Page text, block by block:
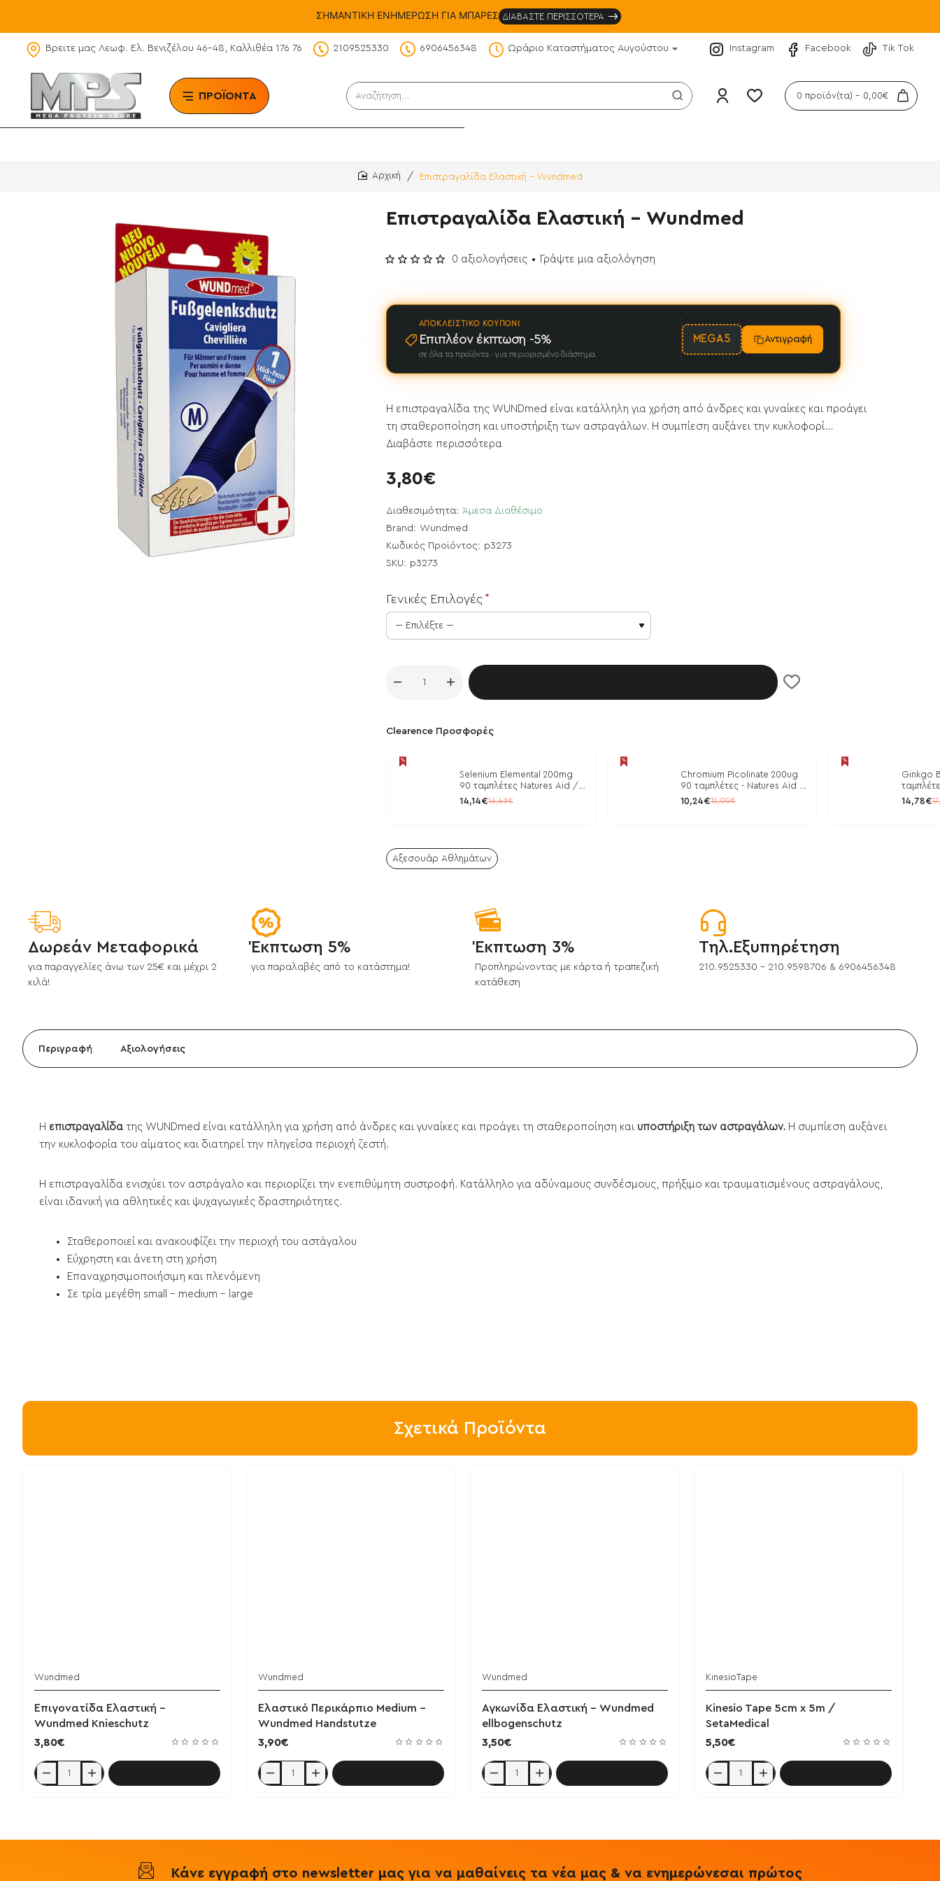
ΣΗΜΑΝΤΙΚΗ ΕΝΗΜΕΡΩΣΗ ΓΙΑ ΜΠΑΡΕΣ ΔΙΑΒΑΣΤΕ ΠΕΡΙΣΣΟΤΕΡΑ
Βρειτε μας Λεωφ. Ελ. Βενιζέλου 46-48, Καλλιθέα 176 76 2109525330 6906456348 Ωράριο Καταστήματος Αυγούστου Instagram Facebook Tik Tok
ΠΡΟΪΟΝΤΑ Αναζήτηση... 0 προϊόν(τα) - 0,00€
Επιστραγαλίδα Ελαστική - Wundmed
Επιστραγαλίδα Ελαστική - Wundmed
ΑΠΟΚΛΕΙΣΤΙΚΌ ΚΟΥΠΌΝΙ
Επιπλέον έκπτωση -5%
σε όλα τα προϊόντα · για περιορισμένο διάστημα
MEGA5 Αντιγραφή
Η επιστραγαλίδα της WUNDmed είναι κατάλληλη για χρήση από άνδρες και γυναίκες και προάγει
τη σταθεροποίηση και υποστήριξη των αστραγάλων. Η συμπίεση αυξάνει την κυκλοφορί...
Διαβάστε περισσότερα
Διαθεσιμότητα: Άμεσα Διαθέσιμο
Brand: Wundmed
Κωδικός Προϊόντος: p3273
SKU: p3273
0 αξιολογήσεις • Γράψτε μια αξιολόγηση
3,80€
Γενικές Επιλογές
Clearence Προσφορές
Selenium Elemental 200mg
90 ταμπλέτες Natures Aid /
Μέταλλα
14,14€16,63€
Chromium Picolinate 200ug
90 ταμπλέτες - Natures Aid /
Ρύθμιση Γλυκόζης
10,24€12,05€
Ginkgo
14,78€
Αξεσουάρ Αθλημάτων
Δωρεάν Μεταφορικά
για παραγγελίες άνω των 25€ και μέχρι 2
κιλά!
Έκπτωση 5%
για παραλαβές από το κατάστημα!
Έκπτωση 3%
Προπληρώνοντας με κάρτα ή τραπεζική
κατάθεση
Τηλ.Εξυπηρέτηση
210.9525330 - 210.9598706 & 6906456348
Περιγραφή Αξιολογήσεις
Η επιστραγαλίδα της WUNDmed είναι κατάλληλη για χρήση από άνδρες και γυναίκες και προάγει τη σταθεροποίηση και υποστήριξη των αστραγάλων. Η συμπίεση αυξάνει
την κυκλοφορία του αίματος και διατηρεί την πληγείσα περιοχή ζεστή.
Η επιστραγαλίδα ενισχύει τον αστράγαλο και περιορίζει την ενεπιθύμητη συστροφή. Κατάλληλο για αδύναμους συνδέσμους, πρήξιμο και τραυματισμένους αστραγάλους,
είναι ιδανική για αθλητικές και ψυχαγωγικές δραστηριότητες.
Σταθεροποιεί και ανακουφίζει την περιοχή του αστάγαλου
Εύχρηστη και άνετη στη χρήση
Επαναχρησιμοποιήσιμη και πλενόμενη
Σε τρία μεγέθη small - medium - large
Σχετικά Προϊόντα
Wundmed
Επιγονατίδα Ελαστική -
Wundmed Knieschutz
3,80€
Επιγονατίδα
Ελαστική
Wundmed
Ελαστικό Περικάρπιο Medium -
Wundmed Handstutze
3,90€
Ελαστικό
Περικάρπιο
Wundmed
Αγκωνίδα Ελαστική - Wundmed
ellbogenschutz
3,50€
Αγκωνίδα
Ελαστική
KinesioTape
Kinesio Tape 5cm x 5m /
SetaMedical
5,50€
Kinesio
Tape
Κάνε εγγραφή στο newsletter μας για να μαθαίνεις τα νέα μας & να ενημερώνεσαι πρώτος